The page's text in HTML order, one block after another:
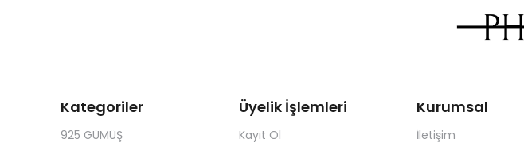
Kategoriler
925 GÜMÜŞ
Üyelik İşlemleri
Kayıt Ol
Kurumsal
İletişim